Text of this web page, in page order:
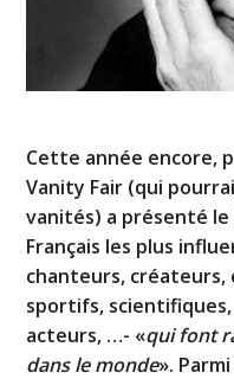
Cette année encore,
Vanity Fair (qui
vanités) a présenté le
Français les plus
chanteurs,
sportifs,
acteurs, …- «qui font
dans le monde».